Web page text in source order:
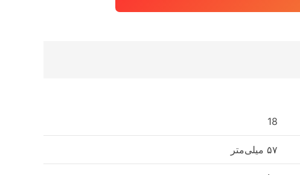
18
۵۷ میلی‌متر